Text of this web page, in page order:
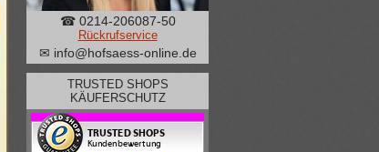
☎ 0214-206087-50
Rückrufservice
✉ info@hofsaess-online.de
TRUSTED SHOPS
KÄUFERSCHUTZ